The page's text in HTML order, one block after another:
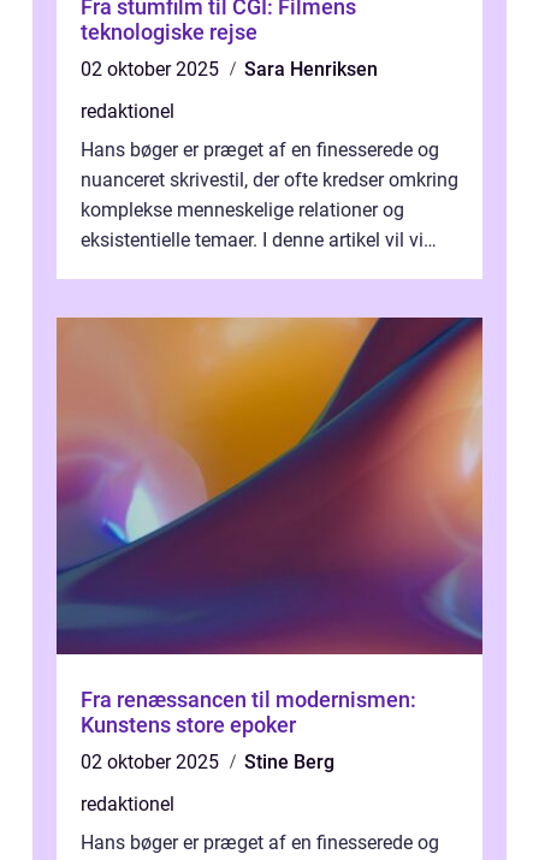
Fra stumfilm til CGI: Filmens
teknologiske rejse
02 oktober 2025
Sara Henriksen
redaktionel
Hans bøger er præget af en finesserede og
nuanceret skrivestil, der ofte kredser omkring
komplekse menneskelige relationer og
eksistentielle temaer. I denne artikel vil vi
Fra renæssancen til modernismen:
Kunstens store epoker
02 oktober 2025
Stine Berg
redaktionel
Hans bøger er præget af en finesserede og